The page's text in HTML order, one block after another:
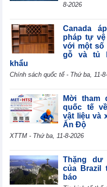
8-2026
Canada
pháp tự
với một số
gỗ và tủ
khẩu
Chính sách quốc tế - Thứ ba, 11-
Mời tham
quốc tế
vật liệu và
Ấn Độ
XTTM - Thứ ba, 11-8-2026
Thặng dư
của Brazil
báo